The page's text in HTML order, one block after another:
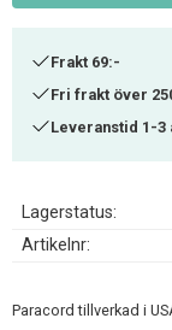
Frakt 69:-
Fri frakt över
Leveranstid 1-3
Lagerstatus
Artikelnr
Paracord tillverkad i